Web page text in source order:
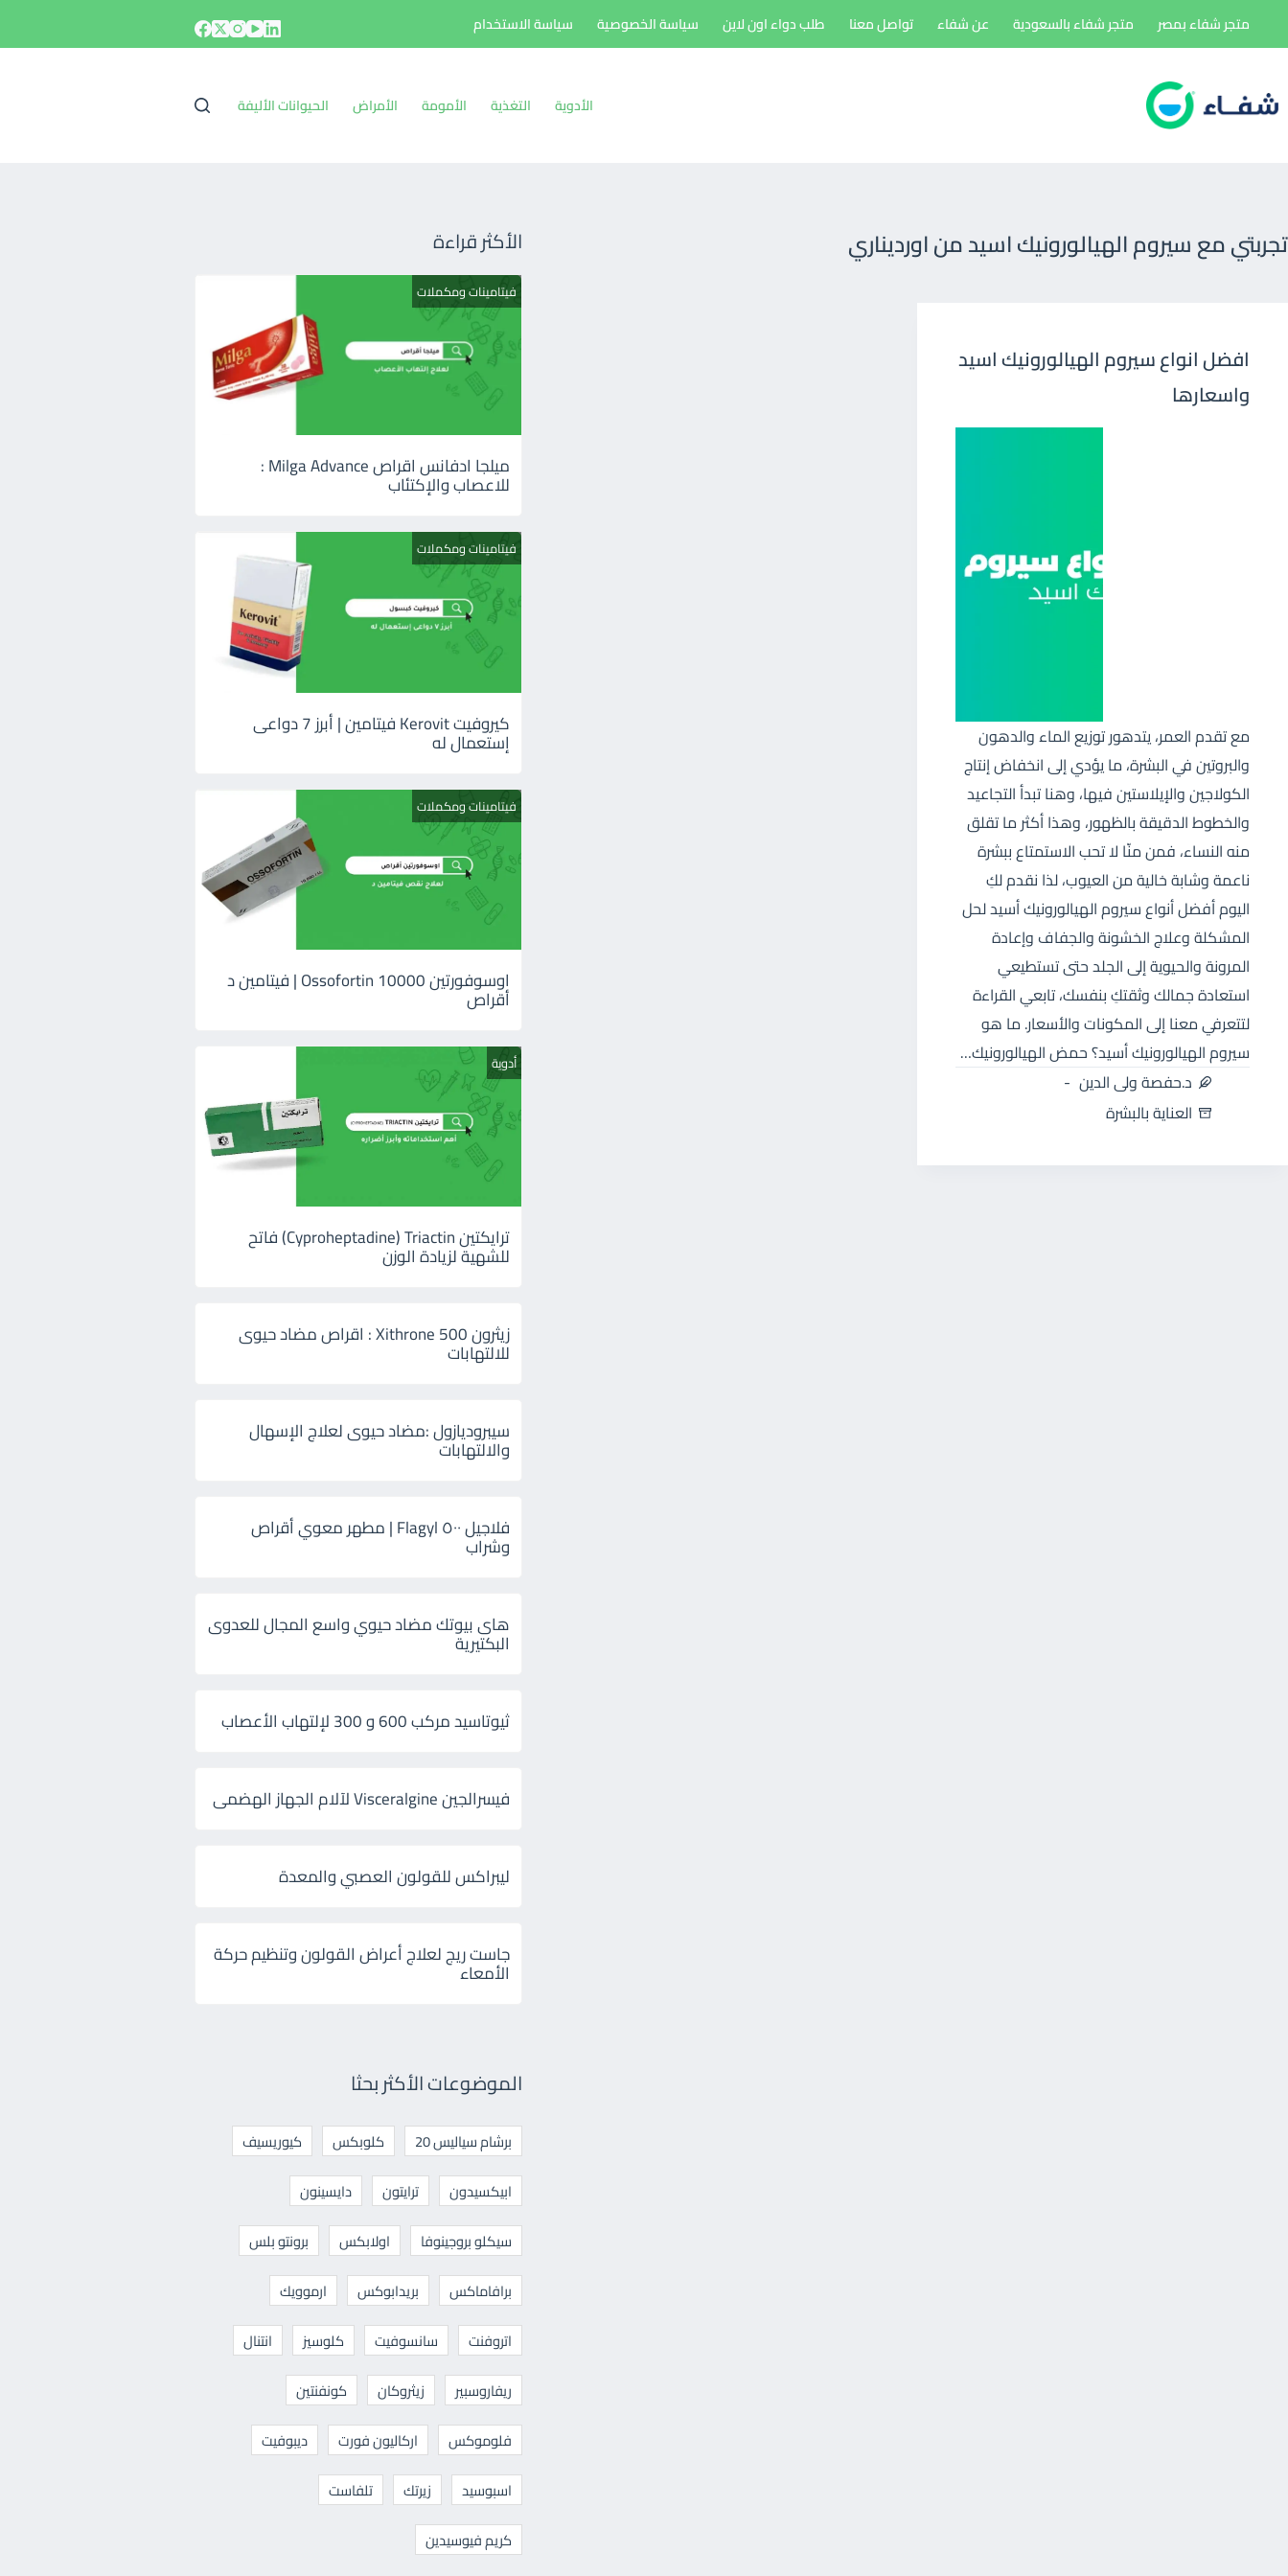
إلى
متجر شفاء بمصر متجر شفاء بالسعودية عن شفاء تواصل معنا طلب دواء اون لاين سياسة الخصوصية سياسة الاستخدام
الأدوية التغذية الأمومة الأمراض الحيوانات الأليفة
تجربتي مع سيروم الهيالورونيك اسيد من اورديناري
افضل انواع سيروم الهيالورونيك اسيد
واسعارها
مع تقدم العمر، يتدهور توزيع الماء والدهون
والبروتين في البشرة، ما يؤدي إلى انخفاض إنتاج
الكولاجين والإيلاستين فيها، وهنا تبدأ التجاعيد
والخطوط الدقيقة بالظهور، وهذا أكثر ما تقلق
منه النساء، فمن منّا لا تحب الاستمتاع ببشرة
ناعمة وشابة خالية من العيوب، لذا نقدم لكِ
اليوم أفضل أنواع سيروم الهيالورونيك أسيد لحل
المشكلة وعلاج الخشونة والجفاف وإعادة
المرونة والحيوية إلى الجلد حتى تستطيعي
استعادة جمالك وثقتكِ بنفسك، تابعي القراءة
لتتعرفي معنا إلى المكونات والأسعار. ما هو
سيروم الهيالورونيك أسيد؟ حمض الهيالورونيك…
د.حفصة ولى الدين
العناية بالبشرة
الأكثر قراءة
فيتامينات ومكملات
ميلجا ادفانس اقراص Milga Advance :
للاعصاب والإكتئاب
فيتامينات ومكملات
كيروفيت Kerovit فيتامين | أبرز 7 دواعى
إستعمال له
فيتامينات ومكملات
اوسوفورتين 10000 Ossofortin | فيتامين د
أقراص
أدوية
ترايكتين Cyproheptadine) Triactin) فاتح
للشهية لزيادة الوزن
زيثرون 500 Xithrone : اقراص مضاد حيوى
للالتهابات
سيبروديازول :مضاد حيوى لعلاج الإسهال
والالتهابات
فلاجيل ٥٠٠ Flagyl | مطهر معوي أقراص
وشراب
هاى بيوتك مضاد حيوي واسع المجال للعدوى
البكتيرية
ثيوتاسيد مركب 600 و 300 لإلتهاب الأعصاب
فيسرالجين Visceralgine لآلام الجهاز الهضمى
ليبراكس للقولون العصبي والمعدة
جاست ريج لعلاج أعراض القولون وتنظيم حركة
الأمعاء
الموضوعات الأكثر بحثا
برشام سياليس 20 كلوبكس
كيوريسيف
ابيكسيدون
ترايتون
دايسينون
سيكلو بروجينوفا
اولابكس
برونتو بلس
برافاماكس
بريدابوكس
ارموويك
اتروفنت
سانسوفيت كلوسيز
انتنال
ريفاروسبير
زيثروكان
كونفنتين
فلوموكس
اركاليون فورت
ديبوفيت
اسبوسيد
زيرتك
تلفاست
كريم فيوسيدين